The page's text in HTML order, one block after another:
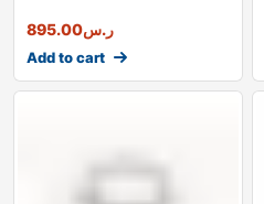
ر.س895.00
Add to cart